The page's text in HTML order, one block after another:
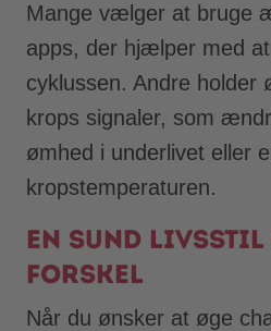
Mange vælger at bruge
apps, der hjælper med
cyklussen. Andre holder
krops signaler, som
ømhed i underlivet eller
kropstemperaturen.
En sund livsstil
forskel
Når du ønsker at øge